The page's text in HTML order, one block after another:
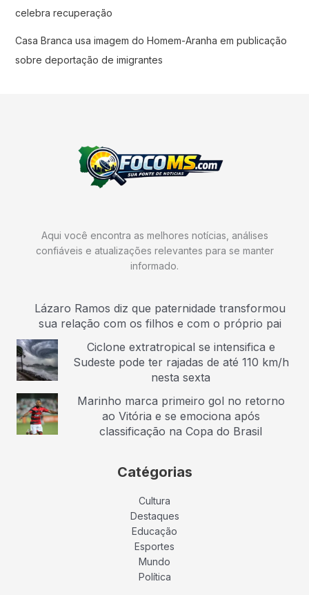
celebra recuperação
Casa Branca usa imagem do Homem-Aranha em publicação
sobre deportação de imigrantes
Aqui você encontra as melhores notícias, análises
confiáveis e atualizações relevantes para se manter
informado.
Lázaro Ramos diz que paternidade transformou
sua relação com os filhos e com o próprio pai
Ciclone extratropical se intensifica e
Sudeste pode ter rajadas de até 110 km/h
nesta sexta
Marinho marca primeiro gol no retorno
ao Vitória e se emociona após
classificação na Copa do Brasil
Catégorias
Cultura
Destaques
Educação
Esportes
Mundo
Política